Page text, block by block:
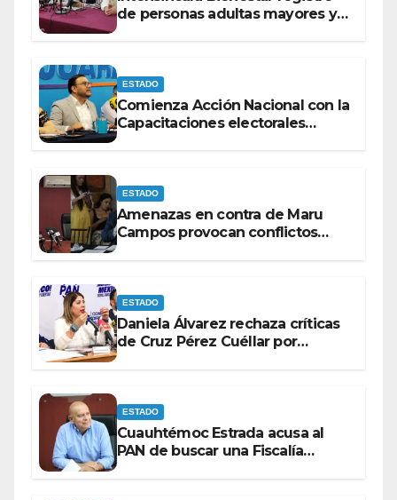
de personas adultas mayores y
ESTADO
Comienza Acción Nacional con la
Capacitaciones electorales
ESTADO
Amenazas en contra de Maru
Campos provocan conflictos
ESTADO
Daniela Álvarez rechaza críticas
de Cruz Pérez Cuéllar por
ESTADO
Cuauhtémoc Estrada acusa al
PAN de buscar una Fiscalía